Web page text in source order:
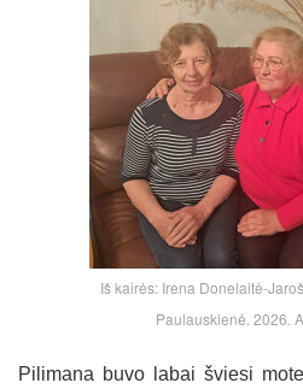
Iš kairės: Irena Donelaitė-
Paulauskienė. 2026.
Pilimana buvo labai šviesi